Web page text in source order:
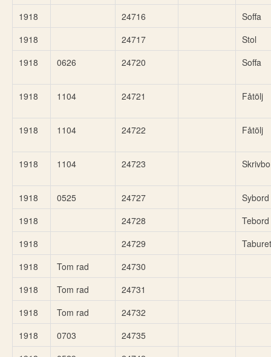
1918
24716
Soffa
1918
24717
Stol
1918
0626 24720 Soffa
1918 1104 24721 Fåtölj
1918 1104 24722 Fåtölj
1918 1104 24723
1918 0525 24727
Sybord
1918
24728
Tebord
1918
24729
1918
Tom rad
24730
1918
Tom rad
24731
1918
Tom rad
24732
1918
0703
24735